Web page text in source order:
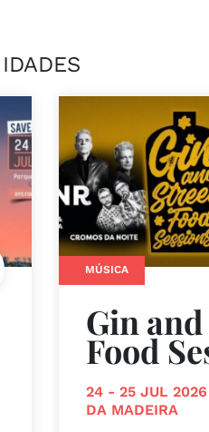
MÚSICA
Gin
Food
24 - 25 JUL 2026
DA MADEIRA